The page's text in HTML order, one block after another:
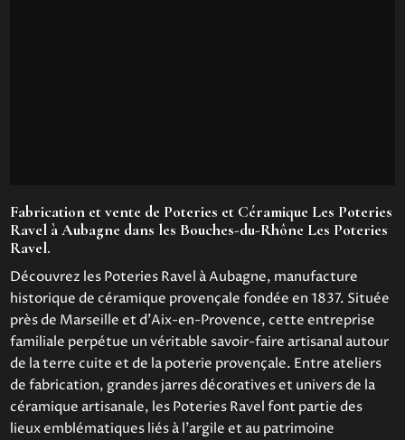
Fabrication et vente de Poteries et Céramique Les Poteries
Ravel à Aubagne dans les Bouches-du-Rhône Les Poteries
Ravel.
Découvrez les Poteries Ravel à Aubagne, manufacture
historique de céramique provençale fondée en 1837. Située
près de Marseille et d’Aix-en-Provence, cette entreprise
familiale perpétue un véritable savoir-faire artisanal autour
de la terre cuite et de la poterie provençale. Entre ateliers
de fabrication, grandes jarres décoratives et univers de la
céramique artisanale, les Poteries Ravel font partie des
lieux emblématiques liés à l’argile et au patrimoine